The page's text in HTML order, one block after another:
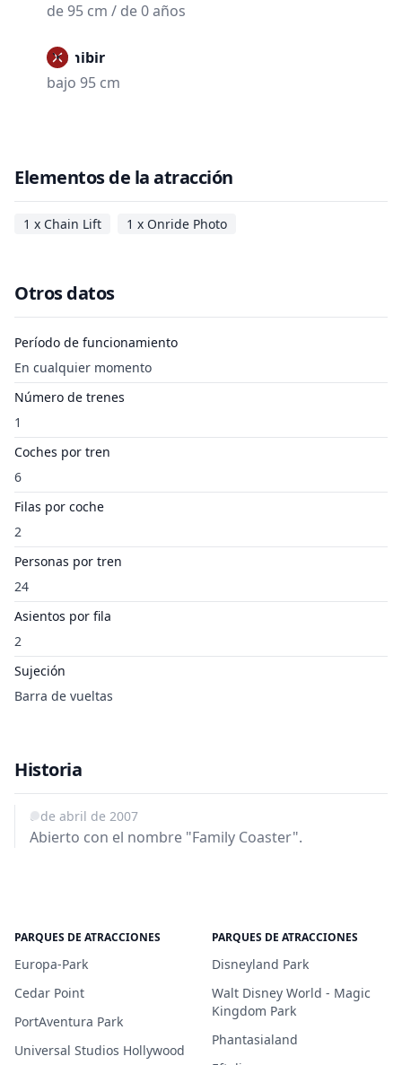
de 95 cm / de 0 años
Prohibir
bajo 95 cm
Elementos de la atracción
1 x Chain Lift 1 x Onride Photo
Otros datos
Período de funcionamiento
En cualquier momento
Número de trenes
1
Coches por tren
6
Filas por coche
2
Personas por tren
24
Asientos por fila
2
Sujeción
Barra de vueltas
Historia
6 de abril de 2007
Abierto con el nombre "Family Coaster".
PARQUES DE ATRACCIONES
Europa-Park
Cedar Point
PortAventura Park
Universal Studios Hollywood
PARQUES DE ATRACCIONES
Disneyland Park
Walt Disney World - Magic
Kingdom Park
Phantasialand